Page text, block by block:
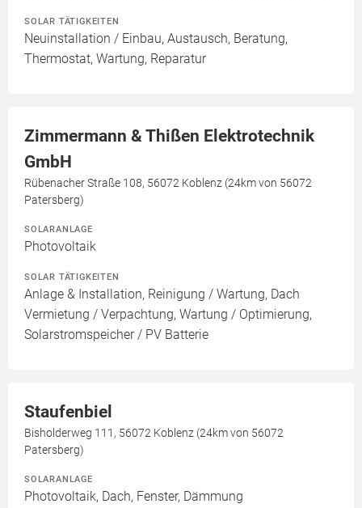
SOLAR TÄTIGKEITEN
Neuinstallation / Einbau, Austausch, Beratung,
Thermostat, Wartung, Reparatur
Zimmermann & Thißen Elektrotechnik
GmbH
Rübenacher Straße 108, 56072 Koblenz (24km von 56072
Patersberg)
SOLARANLAGE
Photovoltaik
SOLAR TÄTIGKEITEN
Anlage & Installation, Reinigung / Wartung, Dach
Vermietung / Verpachtung, Wartung / Optimierung,
Solarstromspeicher / PV Batterie
Staufenbiel
Bisholderweg 111, 56072 Koblenz (24km von 56072
Patersberg)
SOLARANLAGE
Photovoltaik, Dach, Fenster, Dämmung